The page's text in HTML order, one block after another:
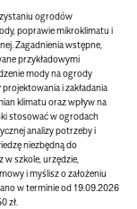
ogrodów
poprawie mikroklimatu i
Zagadnienia wstępne,
przykładowymi
mody na ogrody
i zakładania
klimatu oraz wpływ na
stosować w ogrodach
analizy potrzeby i
niezbędną do
w szkole, urzędzie,
i myślisz o założeniu
w terminie od 19.09.2026
zł.